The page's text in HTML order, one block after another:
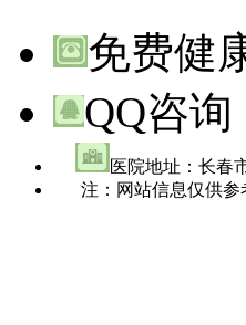
免费健
QQ咨询
医院地址：长春
注：网站信息仅供